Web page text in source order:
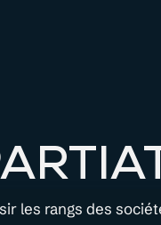
les rangs des